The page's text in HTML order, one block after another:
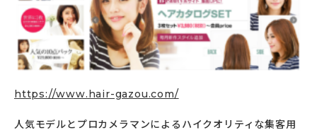
https://www.hair-gazou.com/
人気モデルとプロカメラマンによるハイクオリティな集客用